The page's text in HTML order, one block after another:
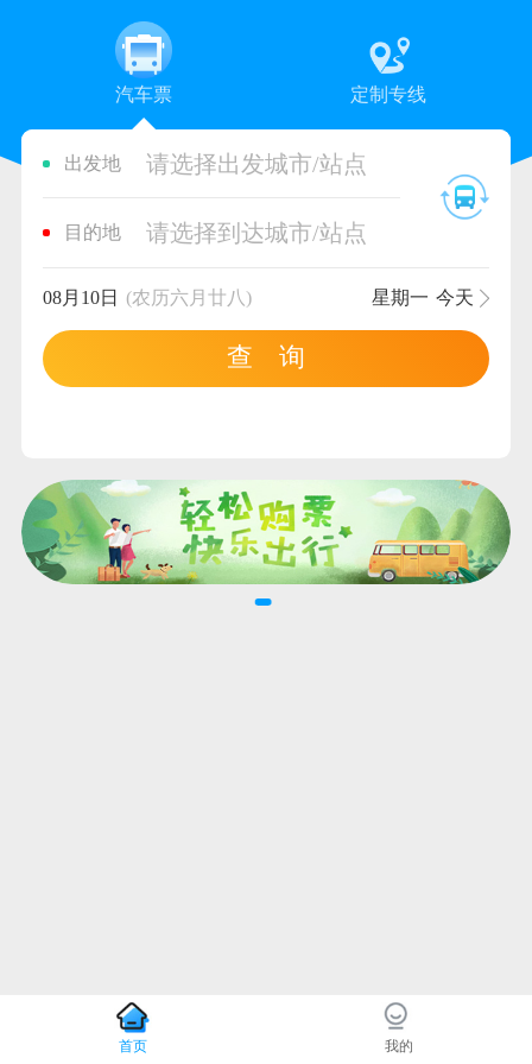
汽车票 定制专线
出发地 请选择出发城市/站点
目的地 请选择到达城市/站点
08月10日 (农历六月廿八) 星期一 今天
查 询
首页 我的